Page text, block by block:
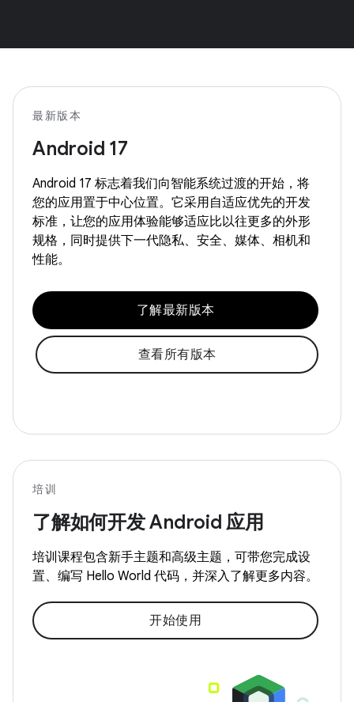
最新版本
Android 17
Android 17 标志着我们向智能系统过渡的开始，将
您的应用置于中心位置。它采用自适应优先的开发
标准，让您的应用体验能够适应比以往更多的外形
规格，同时提供下一代隐私、安全、媒体、相机和
性能。
了解最新版本
查看所有版本
培训
了解如何开发 Android 应用
培训课程包含新手主题和高级主题，可带您完成设
置、编写 Hello World 代码，并深入了解更多内容。
开始使用